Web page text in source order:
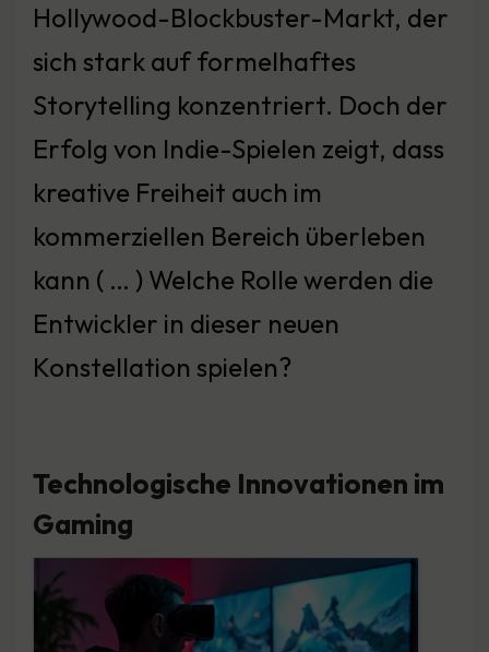
Hollywood-Blockbuster-Markt, der
sich stark auf formelhaftes
Storytelling konzentriert. Doch der
Erfolg von Indie-Spielen zeigt, dass
kreative Freiheit auch im
kommerziellen Bereich überleben
kann ( … ) Welche Rolle werden die
Entwickler in dieser neuen
Konstellation spielen?
Technologische Innovationen im
Gaming